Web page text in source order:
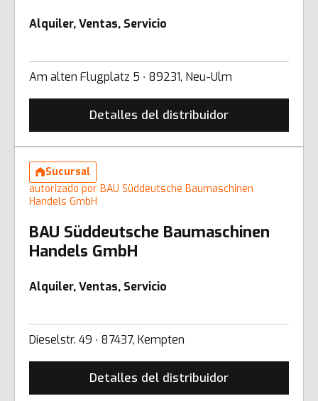
Alquiler, Ventas, Servicio
Am alten Flugplatz 5 ∙ 89231, Neu-Ulm
Detalles del distribuidor
Sucursal
autorizado por BAU Süddeutsche Baumaschinen
Handels GmbH
BAU Süddeutsche Baumaschinen
Handels GmbH
Alquiler, Ventas, Servicio
Dieselstr. 49 ∙ 87437, Kempten
Detalles del distribuidor